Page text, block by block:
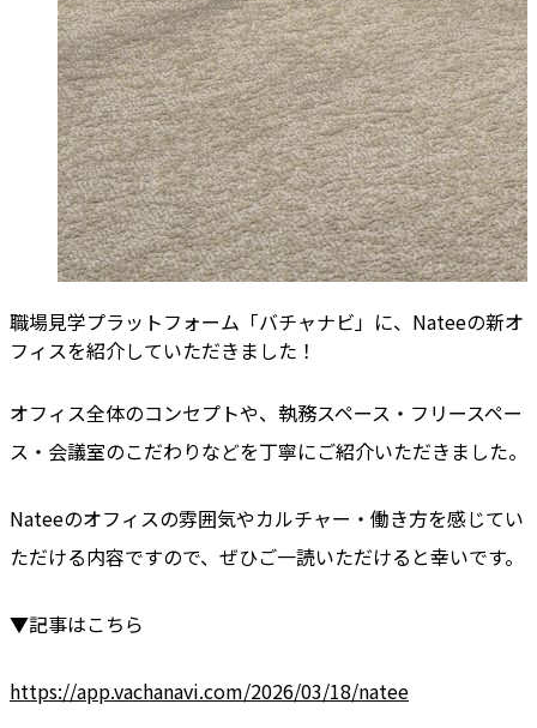
職場見学プラットフォーム「バチャナビ」に、Nateeの新オ
フィスを紹介していただきました！
オフィス全体のコンセプトや、執務スペース・フリースペー
ス・会議室のこだわりなどを丁寧にご紹介いただきました。
Nateeのオフィスの雰囲気やカルチャー・働き方を感じてい
ただける内容ですので、ぜひご一読いただけると幸いです。
▼記事はこちら
https://app.vachanavi.com/2026/03/18/natee